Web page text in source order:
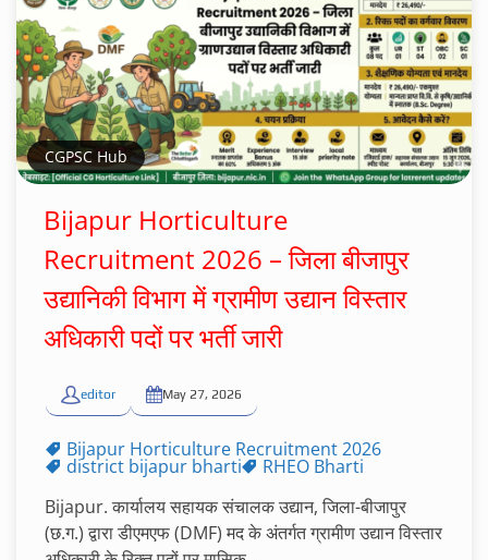
CGPSC Hub
Bijapur Horticulture
Recruitment 2026 – जिला बीजापुर
उद्यानिकी विभाग में ग्रामीण उद्यान विस्तार
अधिकारी पदों पर भर्ती जारी
editor May 27, 2026
Bijapur Horticulture Recruitment 2026
district bijapur bharti
RHEO Bharti
Bijapur. कार्यालय सहायक संचालक उद्यान, जिला-बीजापुर
(छ.ग.) द्वारा डीएमएफ (DMF) मद के अंतर्गत ग्रामीण उद्यान विस्तार